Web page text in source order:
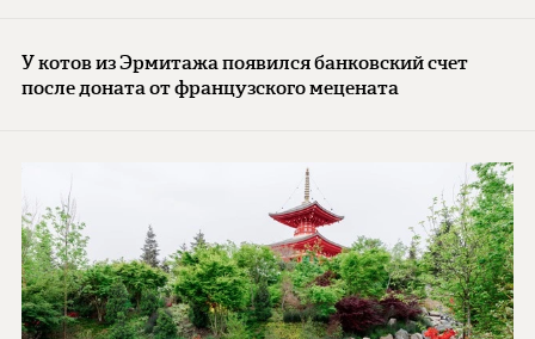
У котов из Эрмитажа появился банковский счет
после доната от французского мецената